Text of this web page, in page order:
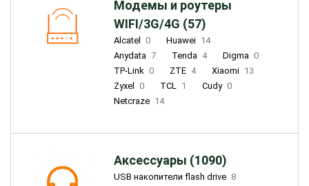
Модемы и роутеры
WIFI/3G/4G (57)
Alcatel 0 Huawei 14
Anydata 7 Tenda 4 Digma 0
TP-Link 0 ZTE 4 Xiaomi 13
Zyxel
0 TCL 1 Cudy 0
Netcraze 14
Аксессуары (1090)
USB накопители flash drive 8